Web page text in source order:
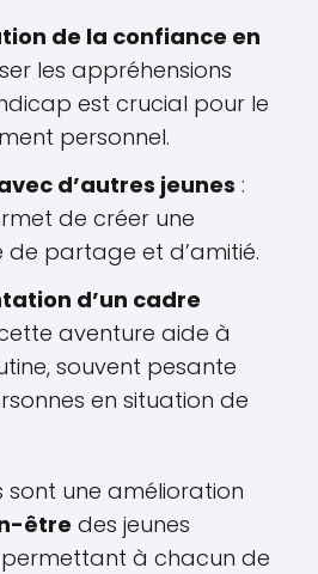
de la confiance en
les appréhensions
est crucial pour le
personnel.
d’autres jeunes :
de créer une
partage et d’amitié.
d’un cadre
aventure aide à
souvent pesante
en situation de
sont une amélioration
être des jeunes
à chacun de